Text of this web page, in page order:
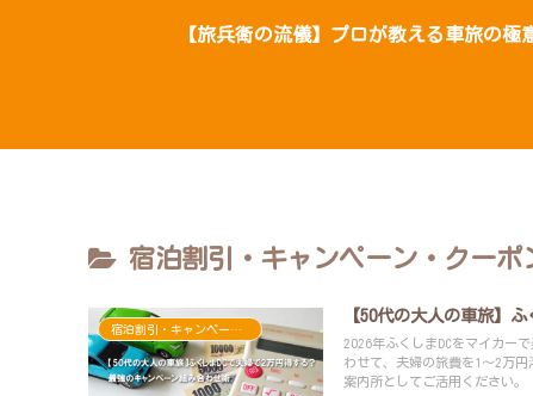
【旅兵衛の流儀】プロが教える車旅の極
宿泊割引・キャンペーン・クーポ
宿泊割引・キャンペーン・クーポン
【50代の大人の車旅】
2026年ふくしまDCをマイカー
わせて、夫婦の旅費を1〜2万
案内所としてご活用ください。